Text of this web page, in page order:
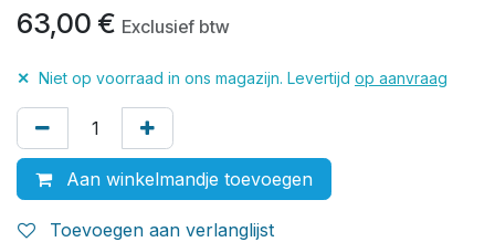
63,00 € Exclusief btw
✕ Niet op voorraad in ons magazijn. Levertijd op aanvraag
Aan winkelmandje toevoegen
Toevoegen aan verlanglijst